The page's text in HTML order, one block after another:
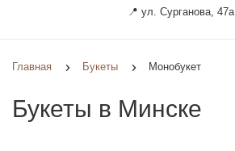
📍 ул. Сурганова, 47а
Главная Букеты Монобукет
Букеты в Минске